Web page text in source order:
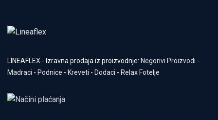
LINEAFLEX - Izravna prodaja iz proizvodnje: Negorivi Proizvodi -
Madraci - Podnice - Kreveti - Dodaci - Relax Fotelje